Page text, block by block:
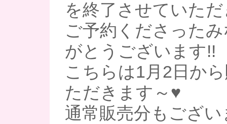
を終了させていた
ご予約くださった
がとうございます!!
こちらは1月2日か
ただきます～♥
通常販売分もござ